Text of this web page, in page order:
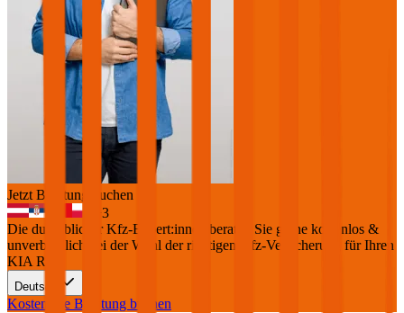
Jetzt Beratung buchen
+3
Die durchblicker Kfz-Expert:innen beraten Sie gerne kostenlos &
unverbindlich bei der Wahl der richtigen Kfz-Versicherung für Ihren
KIA Rio
Deutsch
Kostenlose Beratung buchen